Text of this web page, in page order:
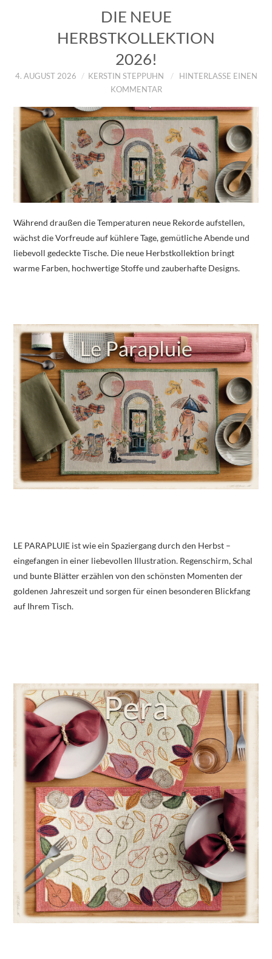
DIE NEUE
HERBSTKOLLEKTION
2026!
4. AUGUST 2026 KERSTIN STEPPUHN
HINTERLASSE EINEN
KOMMENTAR
Während draußen die Temperaturen neue Rekorde aufstellen,
wächst die Vorfreude auf kühlere Tage, gemütliche Abende und
liebevoll gedeckte Tische. Die neue Herbstkollektion bringt
warme Farben, hochwertige Stoffe und zauberhafte Designs.
LE PARAPLUIE ist wie ein Spaziergang durch den Herbst –
eingefangen in einer liebevollen Illustration. Regenschirm, Schal
und bunte Blätter erzählen von den schönsten Momenten der
goldenen Jahreszeit und sorgen für einen besonderen Blickfang
auf Ihrem Tisch.